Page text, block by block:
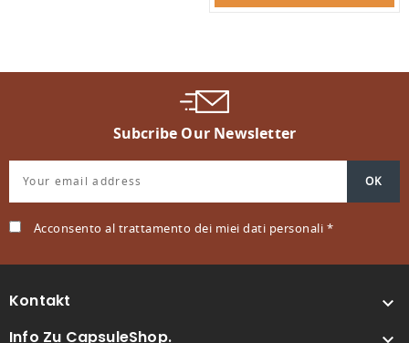
Subcribe Our Newsletter
Acconsento al trattamento dei miei dati personali *
Kontakt 
Info Zu CapsuleShop.